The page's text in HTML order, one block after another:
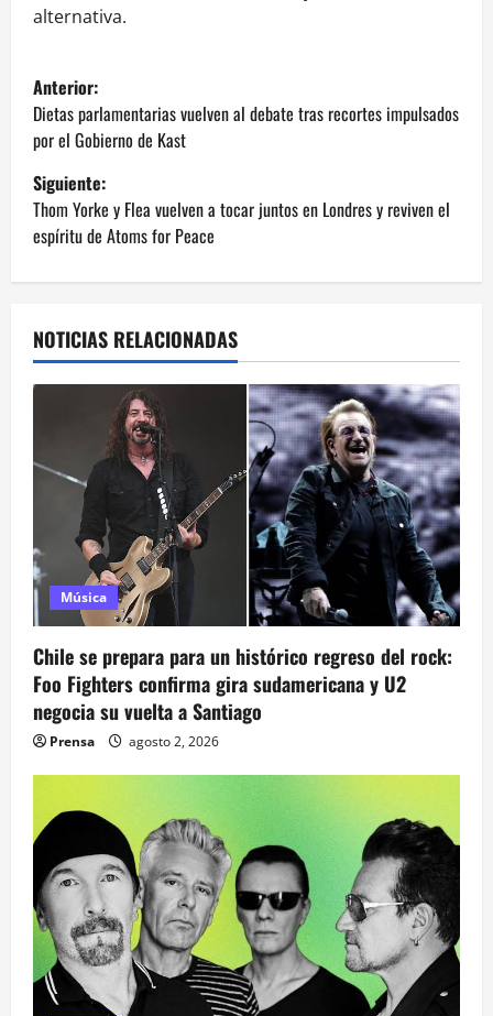
alternativa.
N
a
v
e
g
c
i
ó
d
e
e
n
t
r
a
d
a
s
Anterior:
Dietas parlamentarias vuelven al debate tras recortes impulsados
por el Gobierno de Kast
Siguiente:
Thom Yorke y Flea vuelven a tocar juntos en Londres y reviven el
espíritu de Atoms for Peace
NOTICIAS RELACIONADAS
Música
Chile se prepara para un histórico regreso del rock:
Foo Fighters confirma gira sudamericana y U2
negocia su vuelta a Santiago
Prensa agosto 2, 2026